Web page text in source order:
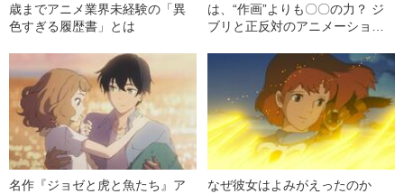
歳までアニメ業界未経験の「異
色すぎる履歴書」とは
は、“作画”よりも〇〇の力？ ジ
ブリと正反対のアニメーション
名作『ジョゼと虎と魚たち』ア
なぜ彼女はよみがえったのか